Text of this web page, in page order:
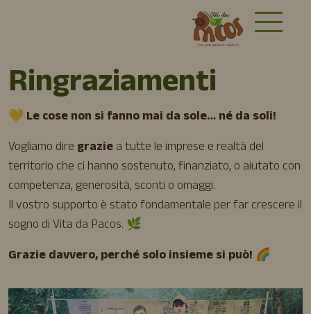
Ringraziamenti
💛 Le cose non si fanno mai da sole… né da soli!
Vogliamo dire graziea tutte le imprese e realtà del
territorio che ci hanno sostenuto, finanziato, o aiutato con
competenza, generosità, sconti o omaggi.
Il vostro supporto è stato fondamentale per far crescere il
sogno di Vita da Pacos. 🌿
Grazie davvero, perché solo insieme si può! 🌈